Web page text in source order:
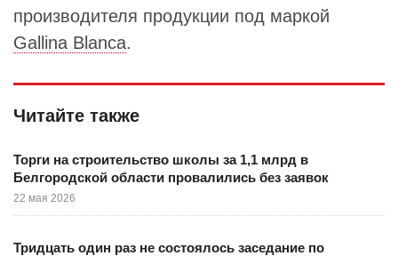
производителя продукции под маркой
Gallina Blanca.
Читайте также
Торги на строительство школы за 1,1 млрд в
Белгородской области провалились без заявок
22 мая 2026
Тридцать один раз не состоялось заседание по